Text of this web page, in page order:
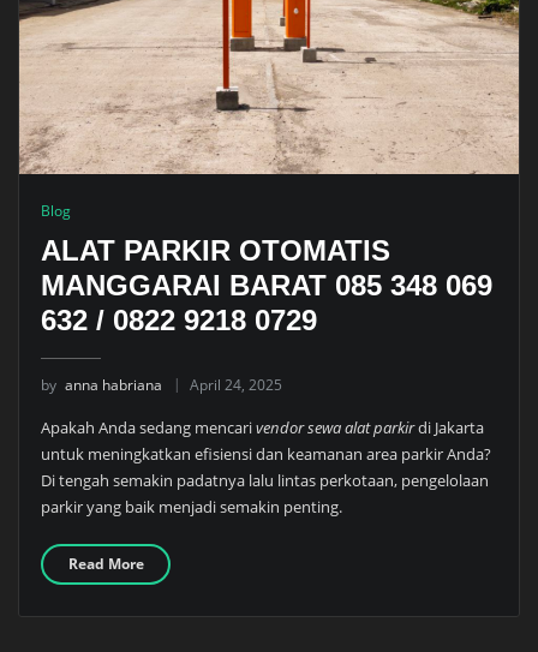
Blog
ALAT PARKIR OTOMATIS
MANGGARAI BARAT 085 348 069
632 / 0822 9218 0729
by anna habriana April 24, 2025
Apakah Anda sedang mencarivendor sewa alat parkirdi Jakarta
untuk meningkatkan efisiensi dan keamanan area parkir Anda?
Di tengah semakin padatnya lalu lintas perkotaan, pengelolaan
parkir yang baik menjadi semakin penting.
Read More